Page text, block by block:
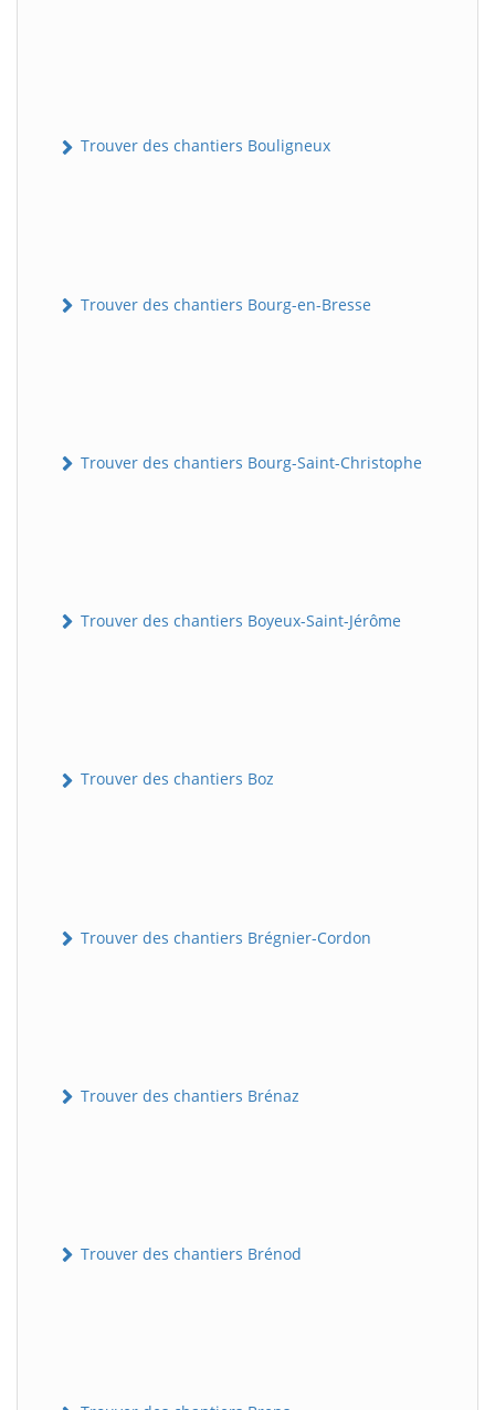
Trouver des chantiers Bouligneux
Trouver des chantiers Bourg-en-Bresse
Trouver des chantiers Bourg-Saint-Christophe
Trouver des chantiers Boyeux-Saint-Jérôme
Trouver des chantiers Boz
Trouver des chantiers Brégnier-Cordon
Trouver des chantiers Brénaz
Trouver des chantiers Brénod